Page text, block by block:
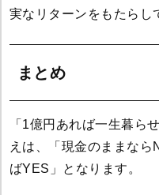
実なリターンをもたらし
まとめ
「1億円あれば一生暮ら
えは、「現金のままな
ばYES」となります。